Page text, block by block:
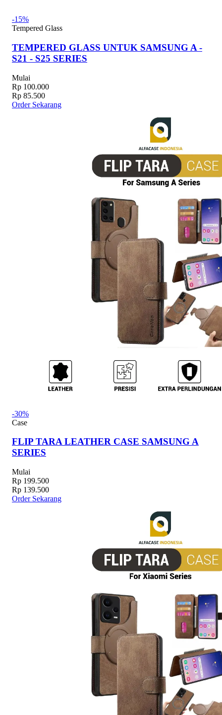
-15%
Tempered Glass
TEMPERED GLASS UNTUK SAMSUNG A -
S21 - S25 SERIES
Mulai
Rp 100.000
Rp 85.500
Order Sekarang
-30%
Case
FLIP TARA LEATHER CASE SAMSUNG A
SERIES
Mulai
Rp 199.500
Rp 139.500
Order Sekarang